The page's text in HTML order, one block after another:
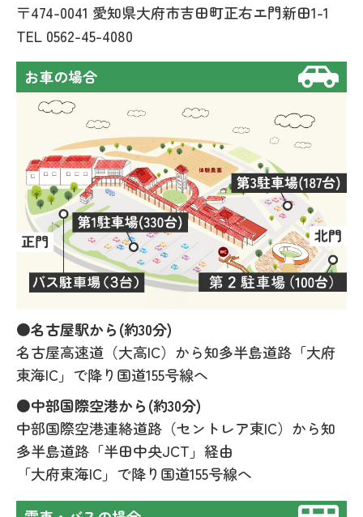
〒474-0041 愛知県大府市吉田町正右エ門新田1-1
TEL 0562-45-4080
お車の場合
●名古屋駅から(約30分)
名古屋高速道（大高IC）から知多半島道路「大府
東海IC」で降り国道155号線へ
●中部国際空港から(約30分)
中部国際空港連絡道路（セントレア東IC）から知
多半島道路「半田中央JCT」経由
「大府東海IC」で降り国道155号線へ